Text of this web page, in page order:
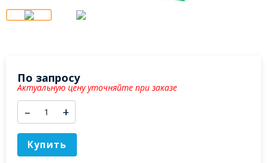
По запросу
Актуальную цену уточняйте при заказе
– +
Купить